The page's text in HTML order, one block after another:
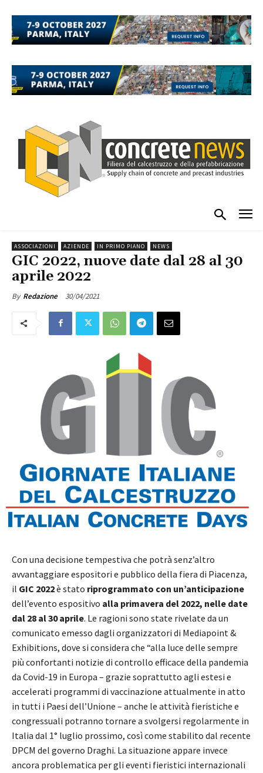
ASSOCIAZIONI AZIENDE IN PRIMO PIANO NEWS
GIC 2022, nuove date dal 28 al 30
aprile 2022
By Redazione 30/04/2021
Con una decisione tempestiva che potrà senz’altro
avvantaggiare espositori e pubblico della fiera di Piacenza,
il GIC 2022è stato riprogrammato con un’anticipazione
dell’evento espositivo alla primavera del 2022, nelle date
dal 28 al 30 aprile. Le ragioni sono state rivelate da un
comunicato emesso dagli organizzatori di Mediapoint &
Exhibitions, dove si considera che “alla luce delle sempre
più confortanti notizie di controllo efficace della pandemia
da Covid-19 in Europa – grazie soprattutto agli estesi e
accelerati programmi di vaccinazione attualmente in atto
in tutti i Paesi dell’Unione – anche le attività fieristiche e
congressuali potranno tornare a svolgersi regolarmente in
Italia dal 1° luglio prossimo, così come stabilito dal recente
DPCM del governo Draghi. La situazione appare invece
ancora problematica per gli eventi fieristici internazionali